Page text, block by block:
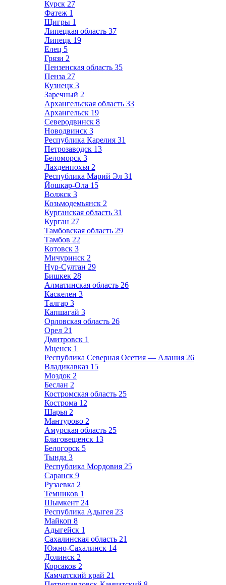
Курск 27
Фатеж 1
Щигры 1
Липецкая область 37
Липецк 19
Елец 5
Грязи 2
Пензенская область 35
Пенза 27
Кузнецк 3
Заречный 2
Архангельская область 33
Архангельск 19
Северодвинск 8
Новодвинск 3
Республика Карелия 31
Петрозаводск 13
Беломорск 3
Лахденпохья 2
Республика Марий Эл 31
Йошкар-Ола 15
Волжск 3
Козьмодемьянск 2
Курганская область 31
Курган 27
Тамбовская область 29
Тамбов 22
Котовск 3
Мичуринск 2
Нур-Султан 29
Бишкек 28
Алматинская область 26
Каскелен 3
Талгар 3
Капшагай 3
Орловская область 26
Орел 21
Дмитровск 1
Мценск 1
Республика Северная Осетия — Алания 26
Владикавказ 15
Моздок 2
Беслан 2
Костромская область 25
Кострома 12
Шарья 2
Мантурово 2
Амурская область 25
Благовещенск 13
Белогорск 5
Тында 3
Республика Мордовия 25
Саранск 9
Рузаевка 2
Темников 1
Шымкент 24
Республика Адыгея 23
Майкоп 8
Адыгейск 1
Сахалинская область 21
Южно-Сахалинск 14
Долинск 2
Корсаков 2
Камчатский край 21